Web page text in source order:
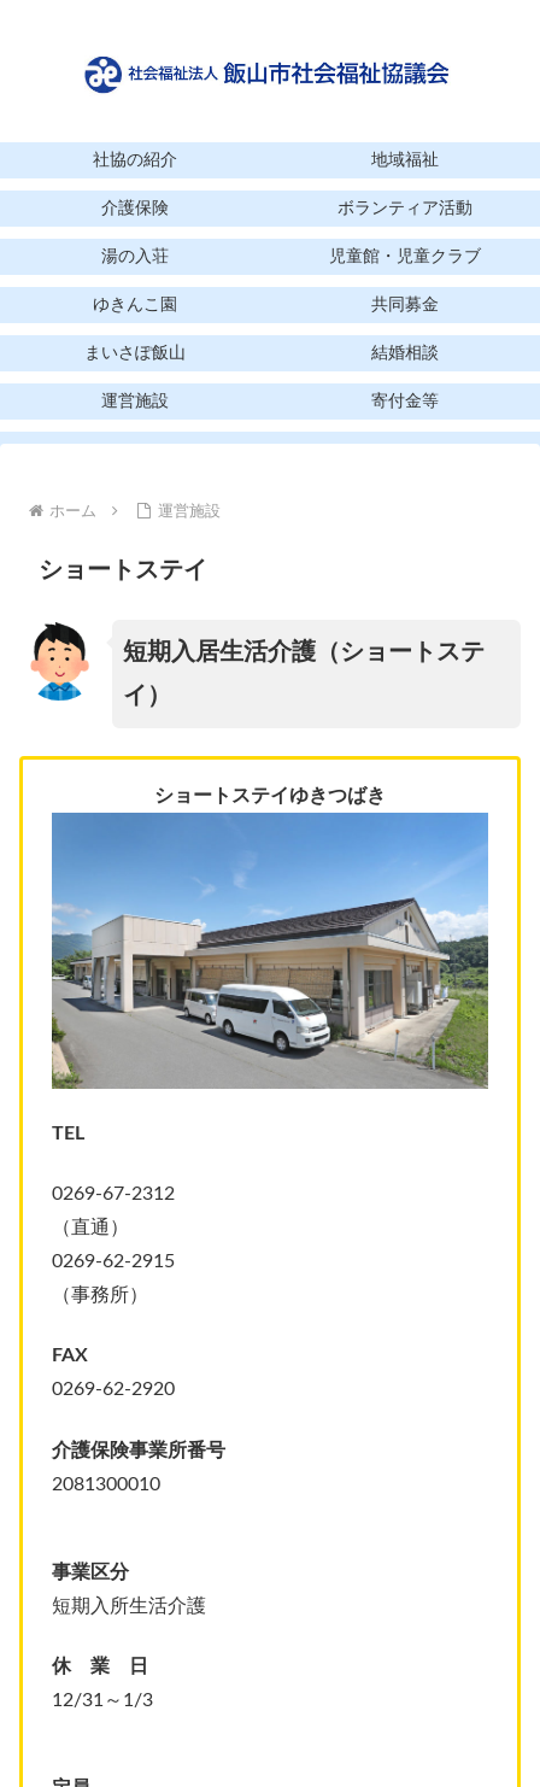
社協の紹介 地域福祉
介護保険 ボランティア活動
湯の入荘 児童館・児童クラブ
ゆきんこ園 共同募金
まいさぽ飯山 結婚相談
運営施設 寄付金等
ホーム 運営施設
ショートステイ
短期入居生活介護（ショートステ
イ）
ショートステイゆきつばき
TEL
0269-67-2312
（直通）
0269-62-2915
（事務所）
FAX
0269-62-2920
介護保険事業所番号
2081300010
事業区分
短期入所生活介護
休 業 日
12/31～1/3